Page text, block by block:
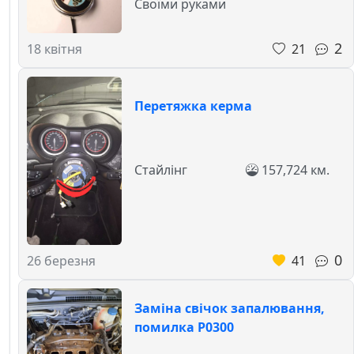
18 квітня
Своїми руками
21 2
Перетяжка керма
26 березня
Стайлінг 157,724 км.
41 0
Заміна свічок запалювання,
помилка P0300